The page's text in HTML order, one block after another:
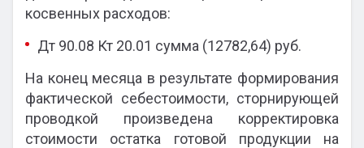
косвенных расходов:
Дт 90.08 Кт 20.01 сумма (12782,64) руб.
На конец месяца в результате формирования
фактической себестоимости, сторнирующей
проводкой произведена корректировка
стоимости остатка готовой продукции на